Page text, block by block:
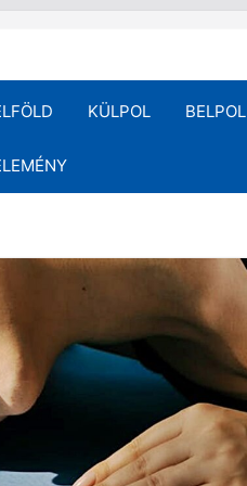
KÜLPOL BELPOL